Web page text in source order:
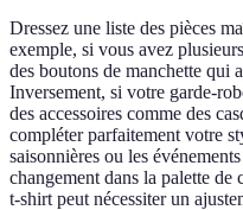
Dressez une liste des pièces
exemple, si vous avez
des boutons de manchette qui
Inversement, si votre garde-
des accessoires comme des
compléter parfaitement votre
saisonnières ou les
changement dans la palette
t-shirt peut nécessiter un